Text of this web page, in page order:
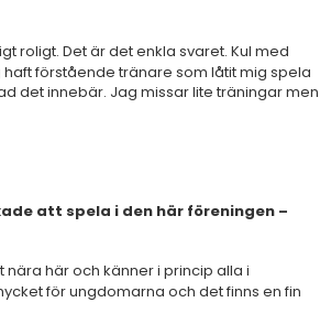
roligt. Det är det enkla svaret. Kul med
förstående tränare som låtit mig spela
det innebär. Jag missar lite träningar men
att spela i den här föreningen –
här och känner i princip alla i
för ungdomarna och det finns en fin